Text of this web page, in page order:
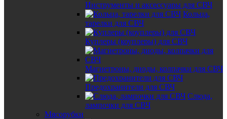
Инструменты и аксессуары для СВЧ
Кольца,
тарелки для СВЧ
Куплеры (коуплеры) для СВЧ
Магнетроны, диоды, колпачки для СВЧ
Предохранители для СВЧ
Слюда,
лампочки для СВЧ
Мясорубки